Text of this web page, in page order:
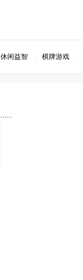
休闲益智 棋牌游戏